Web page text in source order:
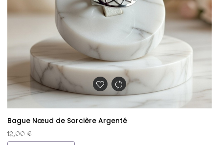
Bague Nœud de Sorcière Argenté
12,00 €